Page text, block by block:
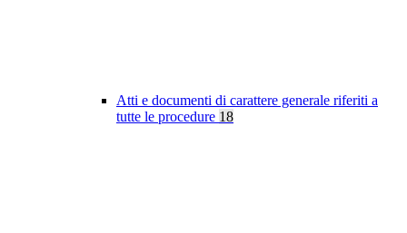
Atti e documenti di carattere generale riferiti a
tutte le procedure 18